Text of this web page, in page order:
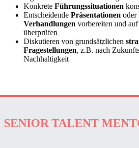
Konkrete Führungssituationen
Entscheidende Präsentationen oder
Verhandlungen vorbereiten und
überprüfen
Diskutieren von grundsätzlichen
Fragestellungen, z.B. nach
Nachhaltigkeit
SENIOR TALENT